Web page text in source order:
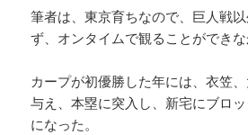
筆者は、東京育ちなので、巨人戦
ず、オンタイムで観ることができな
カープが初優勝した年には、衣笠
与え、本塁に突入し、新宅にブロ
になった。